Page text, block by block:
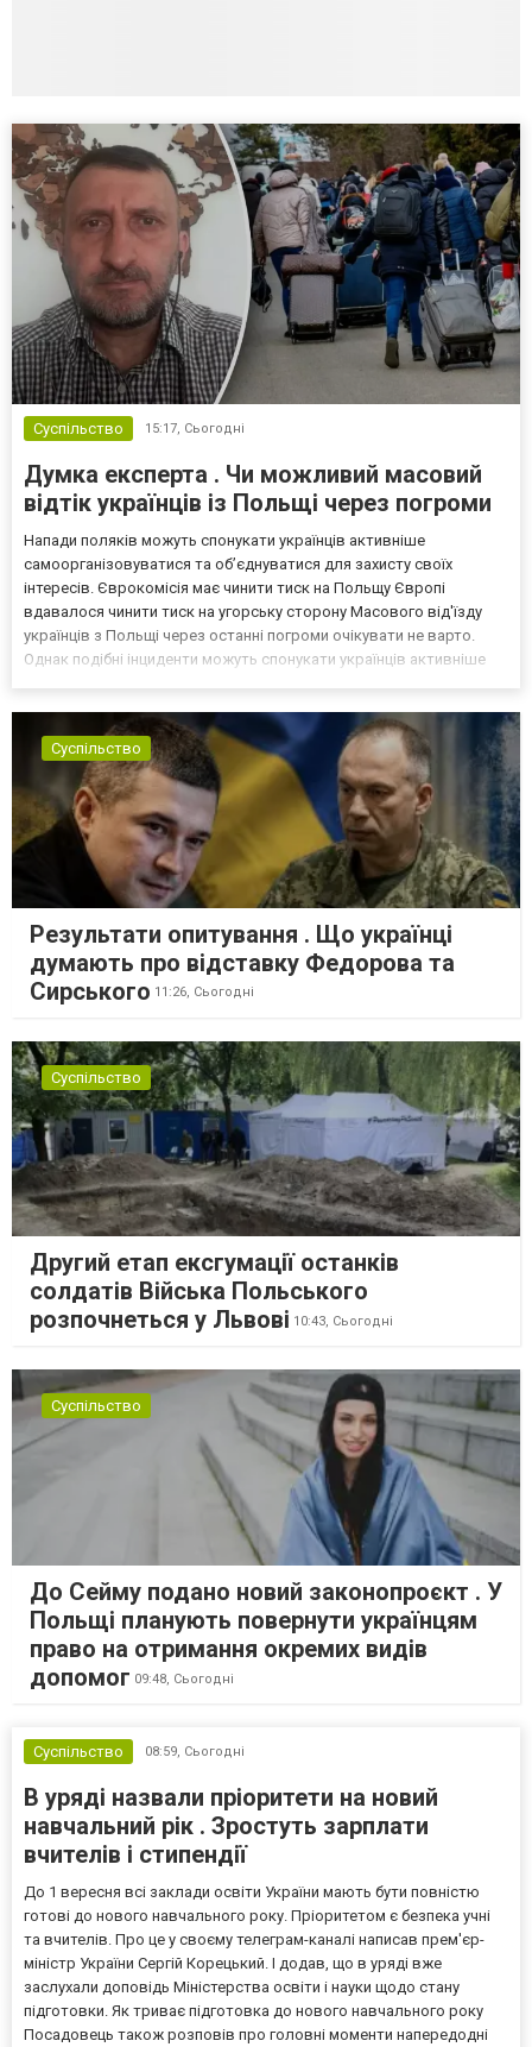
Суспільство 15:17, Сьогодні
Думка експерта . Чи можливий масовий
відтік українців із Польщі через погроми
Напади поляків можуть спонукати українців активніше
самоорганізовуватися та об’єднуватися для захисту своїх
інтересів. Єврокомісія має чинити тиск на Польщу Європі
вдавалося чинити тиск на угорську сторону Масового від'їзду
українців з Польщі через останні погроми очікувати не варто.
Однак подібні інциденти можуть спонукати українців активніше
Суспільство
Результати опитування . Що українці
думають про відставку Федорова та
Сирського 11:26, Сьогодні
Суспільство
Другий етап ексгумації останків
солдатів Війська Польського
розпочнеться у Львові 10:43, Сьогодні
Суспільство
До Сейму подано новий законопроєкт . У
Польщі планують повернути українцям
право на отримання окремих видів
допомог 09:48, Сьогодні
Суспільство 08:59, Сьогодні
В уряді назвали пріоритети на новий
навчальний рік . Зростуть зарплати
вчителів і стипендії
До 1 вересня всі заклади освіти України мають бути повністю
готові до нового навчального року. Пріоритетом є безпека учні
та вчителів. Про це у своєму телеграм-каналі написав прем'єр-
міністр України Сергій Корецький. І додав, що в уряді вже
заслухали доповідь Міністерства освіти і науки щодо стану
підготовки. Як триває підготовка до нового навчального року
Посадовець також розповів про головні моменти напередодні